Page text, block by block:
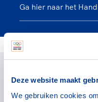
Deze website maakt
We gebruiken cookies
Ga hier naar het
Contact
Wil jij graag meer weten